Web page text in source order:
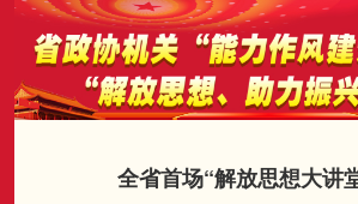
全省首场“解放思想大讲